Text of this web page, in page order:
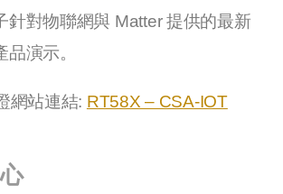
針對物聯網與 Matter 提供的最新
演示。
網站連結: RT58X – CSA-IOT